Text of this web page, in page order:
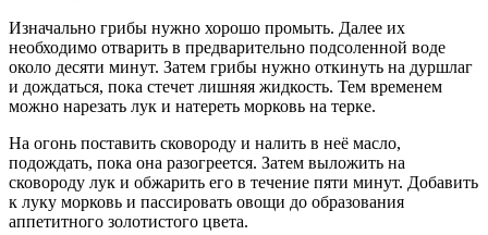
Изначально грибы нужно хорошо промыть. Далее их
необходимо отварить в предварительно подсоленной воде
около десяти минут. Затем грибы нужно откинуть на дуршлаг
и дождаться, пока стечет лишняя жидкость. Тем временем
можно нарезать лук и натереть морковь на терке.
На огонь поставить сковороду и налить в неё масло,
подождать, пока она разогреется. Затем выложить на
сковороду лук и обжарить его в течение пяти минут. Добавить
к луку морковь и пассировать овощи до образования
аппетитного золотистого цвета.